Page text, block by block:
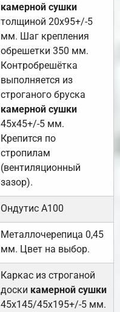
камерной сушки
толщиной 20х95+/-5
мм. Шаг крепления
обрешетки 350 мм.
Контробрешётка
выполняется из
строганого бруска
камерной сушки
45х45+/-5 мм.
Крепится по
стропилам
(вентиляционный
зазор).
Ондутис А100
Металлочерепица 0,45
мм. Цвет на выбор.
Каркас из строганой
доски камерной сушки
45х145/45х195+/-5 мм.